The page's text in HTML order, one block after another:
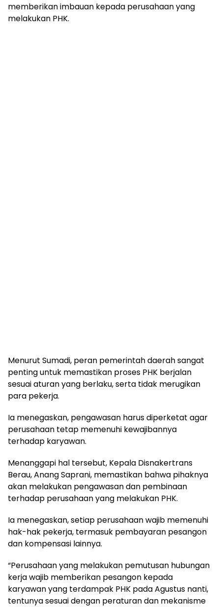
memberikan imbauan kepada perusahaan yang
melakukan PHK.
Menurut Sumadi, peran pemerintah daerah sangat
penting untuk memastikan proses PHK berjalan
sesuai aturan yang berlaku, serta tidak merugikan
para pekerja.
Ia menegaskan, pengawasan harus diperketat agar
perusahaan tetap memenuhi kewajibannya
terhadap karyawan.
Menanggapi hal tersebut, Kepala Disnakertrans
Berau, Anang Saprani, memastikan bahwa pihaknya
akan melakukan pengawasan dan pembinaan
terhadap perusahaan yang melakukan PHK.
Ia menegaskan, setiap perusahaan wajib memenuhi
hak-hak pekerja, termasuk pembayaran pesangon
dan kompensasi lainnya.
“Perusahaan yang melakukan pemutusan hubungan
kerja wajib memberikan pesangon kepada
karyawan yang terdampak PHK pada Agustus nanti,
tentunya sesuai dengan peraturan dan mekanisme